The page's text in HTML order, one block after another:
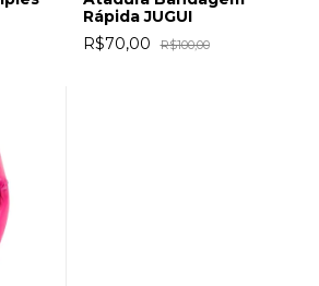
Rápida JUGUI
R$70,00
R$100,00